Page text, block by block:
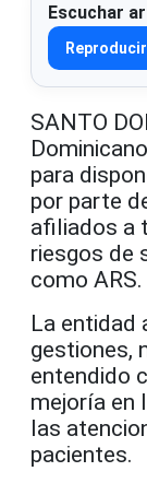
Escuchar
Reproducir
SANTO
para
por parte
afiliados a
riesgos de
como ARS.
La entidad
gestiones,
entendido
mejoría en
las
pacientes.